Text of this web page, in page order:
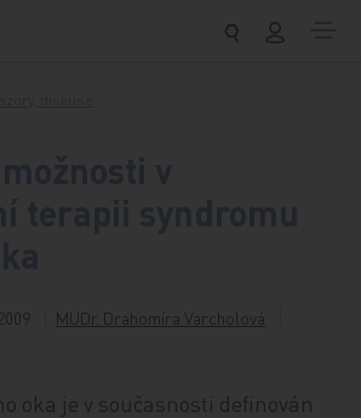
MUDr. Drahomíra Varcholová
oka je v současnosti definován